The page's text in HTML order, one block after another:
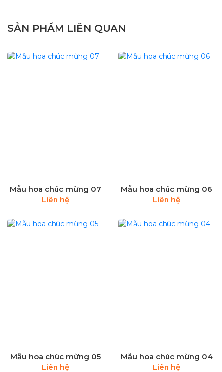
SẢN PHẨM LIÊN QUAN
Mẫu hoa chúc mừng 07
Liên hệ
Mẫu hoa chúc mừng 06
Liên hệ
Mẫu hoa chúc mừng 05
Liên hệ
Mẫu hoa chúc mừng 04
Liên hệ